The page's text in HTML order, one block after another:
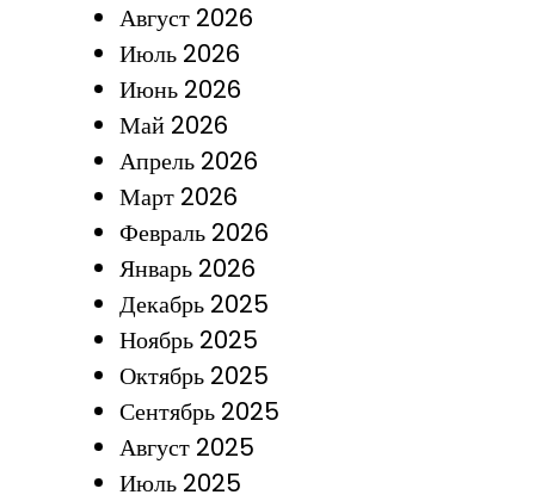
Август 2026
Июль 2026
Июнь 2026
Май 2026
Апрель 2026
Март 2026
Февраль 2026
Январь 2026
Декабрь 2025
Ноябрь 2025
Октябрь 2025
Сентябрь 2025
Август 2025
Июль 2025